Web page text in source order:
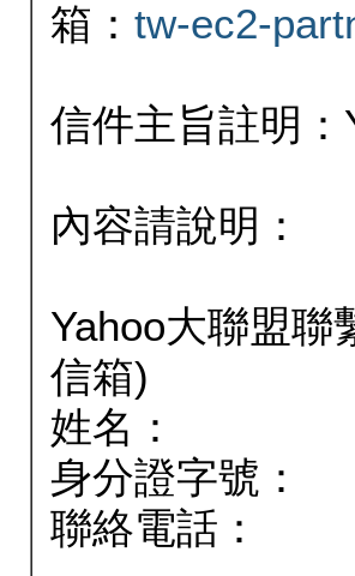
箱： tw-ec2-
信件主旨註明
內容請說明：
Yahoo大聯盟聯
信箱)
姓名：
身分證字號：
聯絡電話：